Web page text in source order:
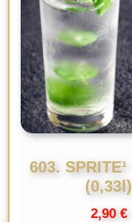
603. SPRITE¹
(0,33l)
2,90 €